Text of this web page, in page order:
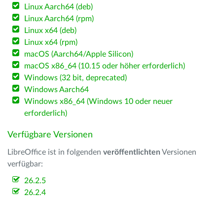
Linux Aarch64 (deb)
Linux Aarch64 (rpm)
Linux x64 (deb)
Linux x64 (rpm)
macOS (Aarch64/Apple Silicon)
macOS x86_64 (10.15 oder höher erforderlich)
Windows (32 bit, deprecated)
Windows Aarch64
Windows x86_64 (Windows 10 oder neuer
erforderlich)
Verfügbare Versionen
LibreOffice ist in folgenden veröffentlichten Versionen
verfügbar:
26.2.5
26.2.4